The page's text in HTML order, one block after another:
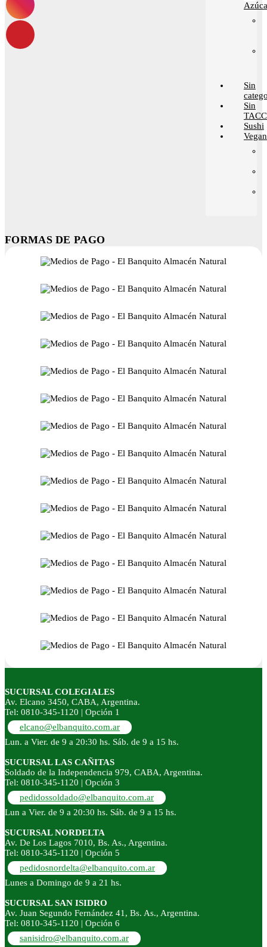
Sin
Sin
TACC
Sushi
FORMAS DE PAGO
SUCURSAL COLEGIALES
Av. Elcano 3450, CABA, Argentina.
Tel: 0810-345-1120 | Opción 1
elcano@elbanquito.com.ar
Lun. a Vier. de 9 a 20:30 hs. Sáb. de 9 a 15 hs.
SUCURSAL LAS CAÑITAS
Soldado de la Independencia 979, CABA, Argentina.
Tel: 0810-345-1120 | Opción 3
pedidossoldado@elbanquito.com.ar
Lun a Vier. de 9 a 20:30 hs. Sáb. de 9 a 15 hs.
SUCURSAL NORDELTA
Av. De Los Lagos 7010, Bs. As., Argentina.
Tel: 0810-345-1120 | Opción 5
pedidosnordelta@elbanquito.com.ar
Lunes a Domingo de 9 a 21 hs.
SUCURSAL SAN ISIDRO
Av. Juan Segundo Fernández 41, Bs. As., Argentina.
Tel: 0810-345-1120 | Opción 6
sanisidro@elbanquito.com.ar